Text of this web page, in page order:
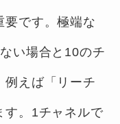
要です。極端な
い場合と10のチ
例えば「リーチ
す。1チャネルで